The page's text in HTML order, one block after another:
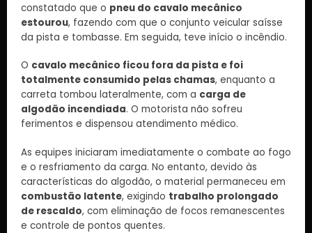
constatado que o pneu do cavalo mecânico
estourou, fazendo com que o conjunto veicular saísse
da pista e tombasse. Em seguida, teve início o incêndio.
O cavalo mecânico ficou fora da pista e foi
totalmente consumido pelas chamas, enquanto a
carreta tombou lateralmente, com a carga de
algodão incendiada. O motorista não sofreu
ferimentos e dispensou atendimento médico.
As equipes iniciaram imediatamente o combate ao fogo
e o resfriamento da carga. No entanto, devido às
características do algodão, o material permaneceu em
combustão latente, exigindo trabalho prolongado
de rescaldo, com eliminação de focos remanescentes
e controle de pontos quentes.